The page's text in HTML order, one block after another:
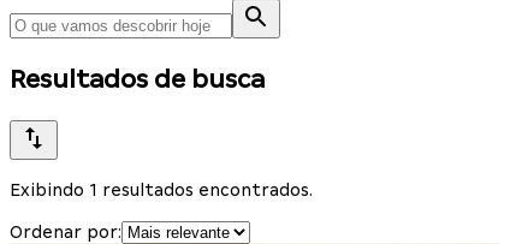
Resultados de busca
Exibindo 1 resultados encontrados.
Ordenar por: